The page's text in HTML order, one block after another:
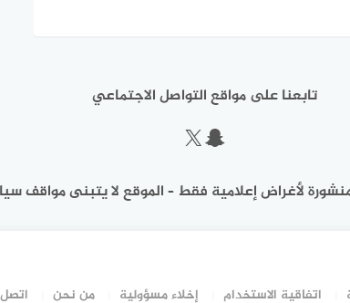
تابعنا على مواقع التواصل الاجتماعي
سناب شات
إكس
لأغراض إعلامية فقط – الموقع لا يتبنى مواقف
اتفاقية الاستخدام إخلاء مسؤولية من نحن